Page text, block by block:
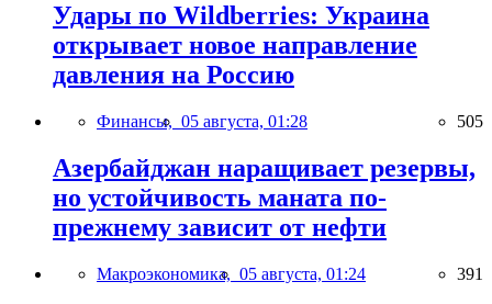
Удары по Wildberries: Украина
открывает новое направление
давления на Россию
Финансы, 05 августа, 01:28 505
Азербайджан наращивает резервы,
но устойчивость маната по-
прежнему зависит от нефти
Макроэкономика, 05 августа, 01:24 391